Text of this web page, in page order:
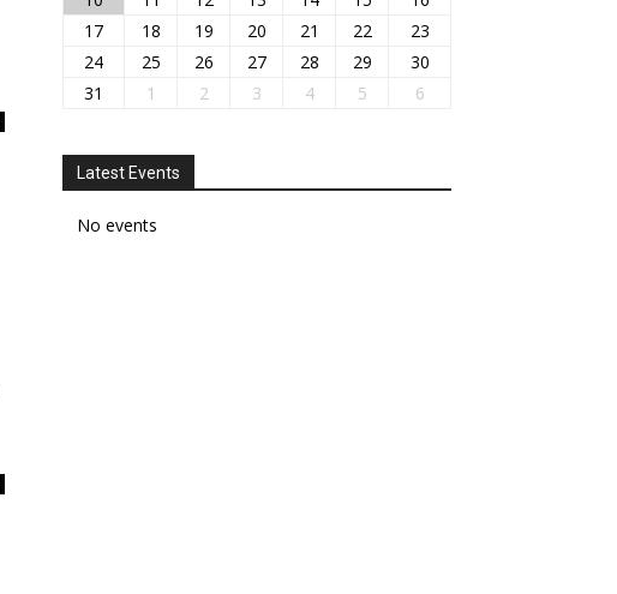
17
18 19 20 21 22
23
24
25 26 27 28 29
30
31
1 2 3 4 5 6
Latest Events
No events